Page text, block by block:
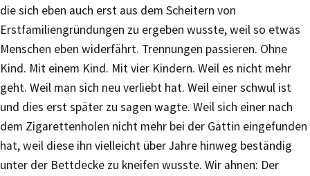
die sich eben auch erst aus dem Scheitern von
Erstfamiliengründungen zu ergeben wusste, weil so etwas
Menschen eben widerfährt. Trennungen passieren. Ohne
Kind. Mit einem Kind. Mit vier Kindern. Weil es nicht mehr
geht. Weil man sich neu verliebt hat. Weil einer schwul ist
und dies erst später zu sagen wagte. Weil sich einer nach
dem Zigarettenholen nicht mehr bei der Gattin eingefunden
hat, weil diese ihn vielleicht über Jahre hinweg beständig
unter der Bettdecke zu kneifen wusste. Wir ahnen: Der